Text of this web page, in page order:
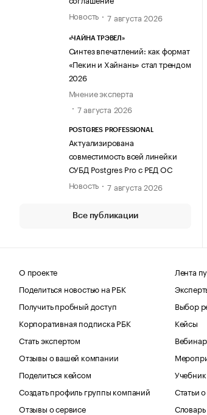
Новость
7 августа 2026
«ЧАЙНА ТРЭВЕЛ»
Синтез впечатлений: как формат
«Пекин и Хайнань» стал трендом
2026
Мнение эксперта
7 августа 2026
POSTGRES PROFESSIONAL
Актуализирована
совместимость всей линейки
СУБД Postgres Pro с РЕД ОС
Новость
7 августа 2026
Все публикации
О проекте
Поделиться новостью на РБК
Получить пробный доступ
Корпоративная подписка РБК
Стать экспертом
Отзывы о вашей компании
Поделиться кейсом
Создать профиль группы компаний
Отзывы о сервисе
Лента
Выбор
Кейсы
Статьи
Словарь